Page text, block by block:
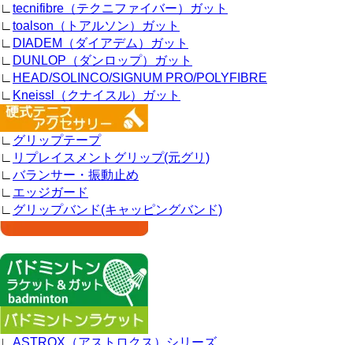
∟ tecnifibre（テクニファイバー）ガット
∟ toalson（トアルソン）ガット
∟
DIADEM（ダイアデム）ガット
∟
DUNLOP（ダンロップ）ガット
∟
HEAD/SOLINCO/SIGNUM PRO/POLYFIBRE
∟
Kneissl（クナイスル）ガット
∟ グリップテープ
∟
リプレイスメントグリップ(元グリ)
∟ バランサー・振動止め
∟ エッジガード
∟ グリップバンド(キャッピングバンド)
∟ ASTROX（アストロクス）シリーズ